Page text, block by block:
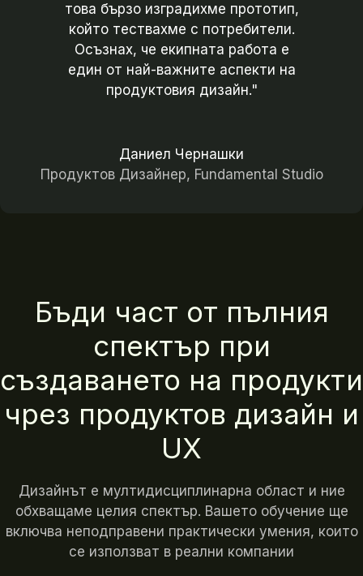
това бързо изградихме прототип,
който тествахме с потребители.
Осъзнах, че екипната работа е
един от най-важните аспекти на
продуктовия дизайн."
Даниел Чернашки
Продуктов Дизайнер, Fundamental Studio
Бъди част от пълния
спектър при
създаването на продукти
чрез продуктов дизайн и
UX
Дизайнът е мултидисциплинарна област и ние
обхващаме целия спектър. Вашето обучение ще
включва неподправени практически умения, които
се използват в реални компании